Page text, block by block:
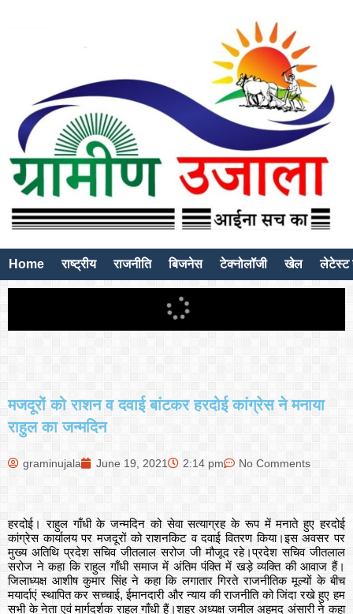
Home राष्ट्रीय राजनीति बिजनेस टेक्नोलॉजी खेल लेटेस्ट
मजदूरों को राशन व दवाई बांटकर हरदोई कांग्रेस ने मनाया
राहुल का जन्मदिन
graminujala June 19, 2021 2:14 pm No Comments
हरदोई। राहुल गाँधी के जन्मदिन को सेवा सत्याग्रह के रूप में मनाते हुए हरदोई
कांग्रेस कार्यालय पर मजदूरों को राशनकिट व दवाई वितरण किया।इस अवसर पर
मुख्य अतिथि प्रदेश सचिव जीतलाल सरोज जी मौजूद रहे।प्रदेश सचिव जीतलाल
सरोज ने कहा कि राहुल गाँधी समाज में अंतिम पंक्ति में खड़े व्यक्ति की आवाज हैं।
जिलाध्यक्ष आशीष कुमार सिंह ने कहा कि लगातार गिरते राजनीतिक मूल्यों के बीच
मयार्दाएं स्थापित कर सच्चाई, ईमानदारी और न्याय की राजनीति को जिंदा रखे हुए हम
सभी के नेता एवं मार्गदर्शक राहुल गाँधी हैं।शहर अध्यक्ष जमील अहमद अंसारी ने कहा